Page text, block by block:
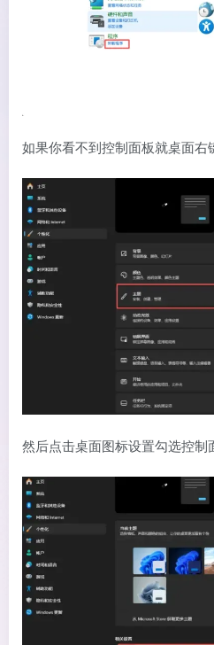
如果你看不到控制面板就桌面右
然后点击桌面图标设置勾选控制